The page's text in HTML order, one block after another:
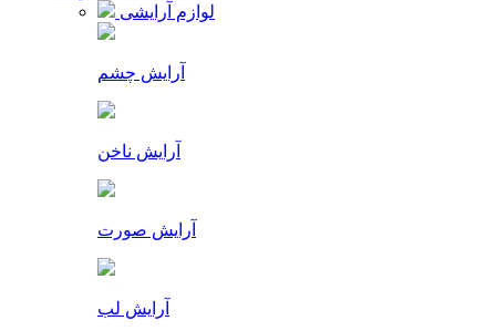
لوازم آرایشی
آرایش چشم
آرایش ناخن
آرایش صورت
آرایش لب